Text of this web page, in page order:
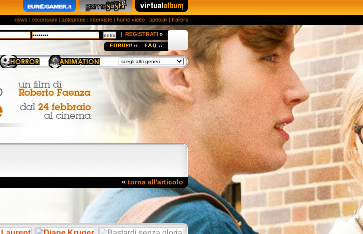
news | recensioni | anteprime | interviste | home video | speciali | trailers
« torna all'articolo
| REGISTRATI »